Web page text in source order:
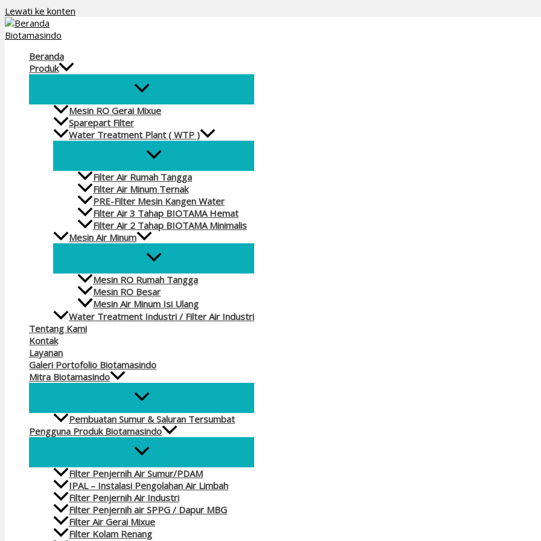
Lewati ke konten
Beranda
Produk
Mesin RO Gerai Mixue
Sparepart Filter
Water Treatment Plant ( WTP )
Filter Air Rumah Tangga
Filter Air Minum Ternak
PRE-Filter Mesin Kangen Water
Filter Air 3 Tahap BIOTAMA Hemat
Filter Air 2 Tahap BIOTAMA Minimalis
Mesin Air Minum
Mesin RO Rumah Tangga
Mesin RO Besar
Mesin Air Minum Isi Ulang
Water Treatment Industri / Filter Air Industri
Tentang Kami
Kontak
Layanan
Galeri Portofolio Biotamasindo
Mitra Biotamasindo
Pembuatan Sumur & Saluran Tersumbat
Pengguna Produk Biotamasindo
Filter Penjernih Air Sumur/PDAM
IPAL – Instalasi Pengolahan Air Limbah
Filter Penjernih Air Industri
Filter Penjernih air SPPG / Dapur MBG
Filter Air Gerai Mixue
Filter Kolam Renang